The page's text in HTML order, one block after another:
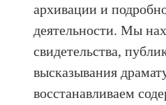
архивации и
деятельности. Мы
свидетельства,
высказывания
восстанавливаем